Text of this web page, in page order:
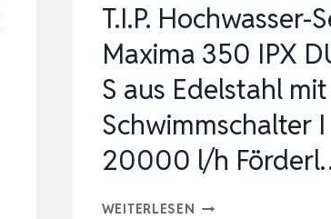
T.I.P. Hochwasser-
Maxima 350 IPX
S aus Edelstahl mit
Schwimmschalter I
20000 l/h
WEITERLESEN T.I.P.